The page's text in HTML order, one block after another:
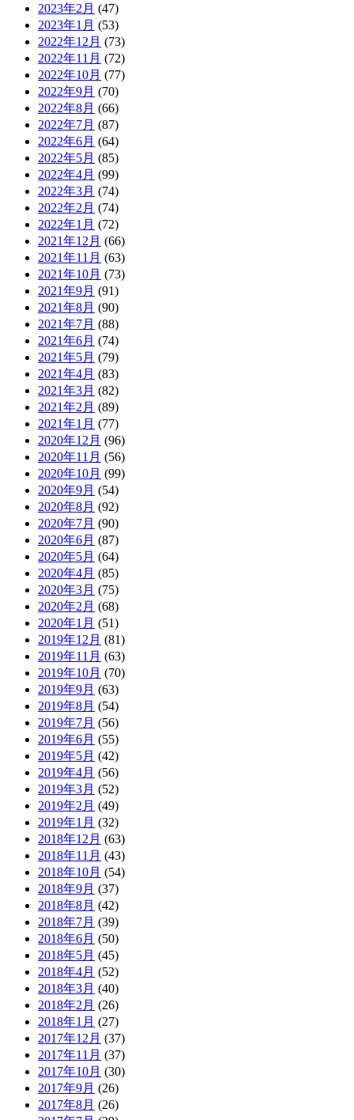
2023年2月 (47)
2023年1月 (53)
2022年12月 (73)
2022年11月 (72)
2022年10月 (77)
2022年9月 (70)
2022年8月 (66)
2022年7月 (87)
2022年6月 (64)
2022年5月 (85)
2022年4月 (99)
2022年3月 (74)
2022年2月 (74)
2022年1月 (72)
2021年12月 (66)
2021年11月 (63)
2021年10月 (73)
2021年9月 (91)
2021年8月 (90)
2021年7月 (88)
2021年6月 (74)
2021年5月 (79)
2021年4月 (83)
2021年3月 (82)
2021年2月 (89)
2021年1月 (77)
2020年12月 (96)
2020年11月 (56)
2020年10月 (99)
2020年9月 (54)
2020年8月 (92)
2020年7月 (90)
2020年6月 (87)
2020年5月 (64)
2020年4月 (85)
2020年3月 (75)
2020年2月 (68)
2020年1月 (51)
2019年12月 (81)
2019年11月 (63)
2019年10月 (70)
2019年9月 (63)
2019年8月 (54)
2019年7月 (56)
2019年6月 (55)
2019年5月 (42)
2019年4月 (56)
2019年3月 (52)
2019年2月 (49)
2019年1月 (32)
2018年12月 (63)
2018年11月 (43)
2018年10月 (54)
2018年9月 (37)
2018年8月 (42)
2018年7月 (39)
2018年6月 (50)
2018年5月 (45)
2018年4月 (52)
2018年3月 (40)
2018年2月 (26)
2018年1月 (27)
2017年12月 (37)
2017年11月 (37)
2017年10月 (30)
2017年9月 (26)
2017年8月 (26)